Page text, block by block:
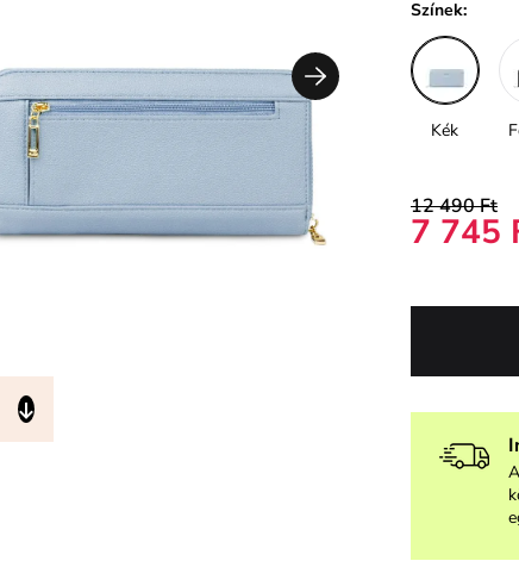
Színek:
Kék
12 490 Ft
7 745